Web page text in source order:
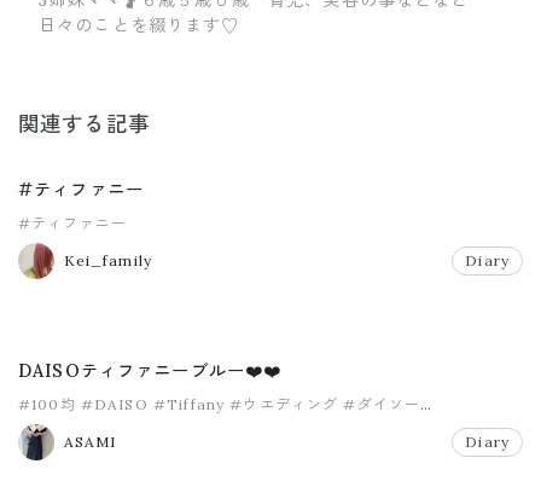
日々のことを綴ります♡
関連する記事
#ティファニー
#ティファニー
Kei_family Diary
DAISOティファニーブルー❤️❤️
#100均 #DAISO #Tiffany #ウエディング #ダイソー
#ティファニー
ASAMI
Diary